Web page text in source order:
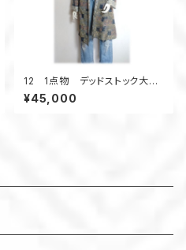
12 1点物 デッドストック大島
紬 リバーシブルAラインコー
ト 羽織り物 フード付き ス
¥45,000